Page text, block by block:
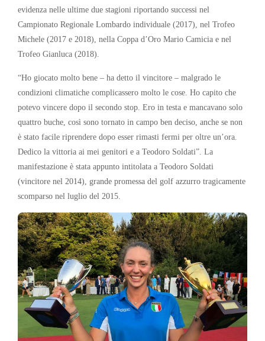
evidenza nelle ultime due stagioni riportando successi nel
Campionato Regionale Lombardo individuale (2017), nel Trofeo
Michele (2017 e 2018), nella Coppa d’Oro Mario Camicia e nel
Trofeo Gianluca (2018).
“Ho giocato molto bene – ha detto il vincitore – malgrado le
condizioni climatiche complicassero molto le cose. Ho capito che
potevo vincere dopo il secondo stop. Ero in testa e mancavano solo
quattro buche, così sono tornato in campo ben deciso, anche se non
è stato facile riprendere dopo esser rimasti fermi per oltre un’ora.
Dedico la vittoria ai mei genitori e a Teodoro Soldati”. La
manifestazione è stata appunto intitolata a Teodoro Soldati
(vincitore nel 2014), grande promessa del golf azzurro tragicamente
scomparso nel luglio del 2015.